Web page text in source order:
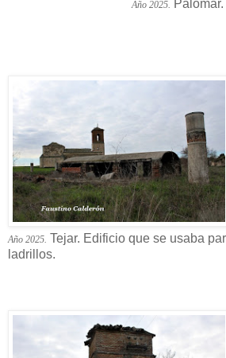
Año 2025. Palomar.
Año 2025. Tejar. Edificio que se usaba
ladrillos.